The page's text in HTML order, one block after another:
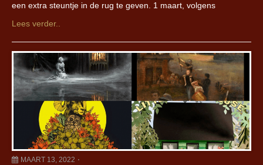
een extra steuntje in de rug te geven. 1 maart, volgens
Lees verder..
MAART 13, 2022